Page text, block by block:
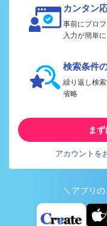
カンタン
事前にプロ
入力が簡単に
検索条件
繰り返し検
省略
ま
アカウントを
＼アプリ
ア